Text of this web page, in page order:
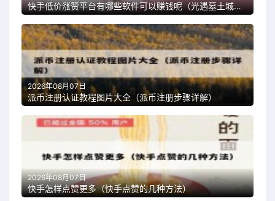
快手低价涨赞平台有哪些软件可以赚钱呢（光遇墓土城堡在哪里）
2026年08月07日
派币注册认证教程图片大全（派币注册步骤详解）
2026年08月07日
快手怎样点赞更多（快手点赞的几种方法）